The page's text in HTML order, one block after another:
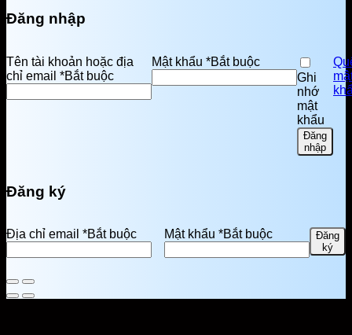
Đăng nhập
Tên tài khoản hoặc địa
chỉ email *Bắt buộc
Mật khẩu *Bắt buộc
Ghi
nhớ
mật
khẩu
Đăng
nhập
Đăng ký
Địa chỉ email *Bắt buộc Mật khẩu *Bắt buộc
Đăng
ký